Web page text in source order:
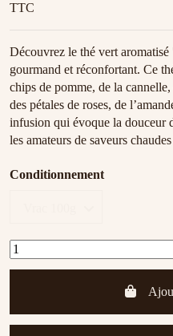
TTC
Découvrez le thé vert
gourmand et réconfortant. Ce
chips de pomme, de la
des pétales de roses, de
infusion qui évoque la douceur
les amateurs de saveurs
Conditionnement